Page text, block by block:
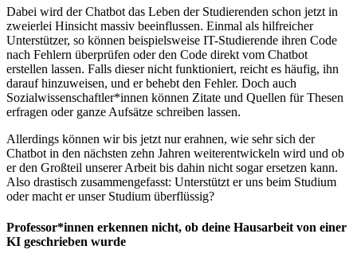
Dabei wird der Chatbot das Leben der Studierenden schon jetzt in
zweierlei Hinsicht massiv beeinflussen. Einmal als hilfreicher
Unterstützer, so können beispielsweise IT-Studierende ihren Code
nach Fehlern überprüfen oder den Code direkt vom Chatbot
erstellen lassen. Falls dieser nicht funktioniert, reicht es häufig, ihn
darauf hinzuweisen, und er behebt den Fehler. Doch auch
Sozialwissenschaftler*innen können Zitate und Quellen für Thesen
erfragen oder ganze Aufsätze schreiben lassen.
Allerdings können wir bis jetzt nur erahnen, wie sehr sich der
Chatbot in den nächsten zehn Jahren weiterentwickeln wird und ob
er den Großteil unserer Arbeit bis dahin nicht sogar ersetzen kann.
Also drastisch zusammengefasst: Unterstützt er uns beim Studium
oder macht er unser Studium überflüssig?
Professor*innen erkennen nicht, ob deine Hausarbeit von einer
KI geschrieben wurde